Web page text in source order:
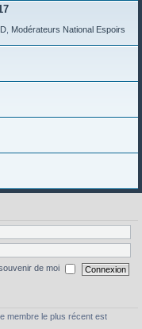
Modérateurs National Espoirs
de moi
membre le plus récent est